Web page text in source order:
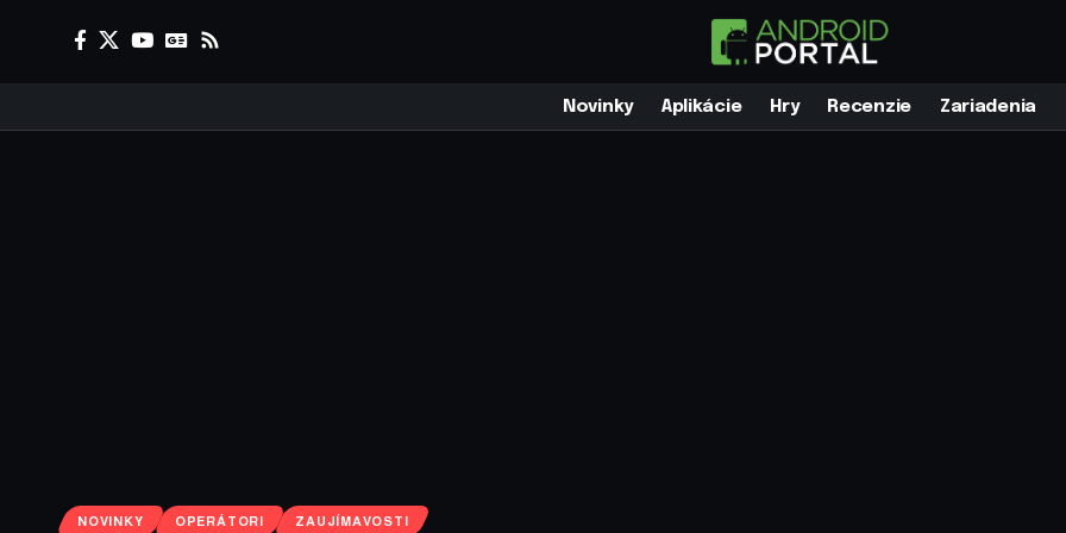
Novinky Aplikácie Hry Recenzie Zariadenia
NOVINKY OPERÁTORI ZAUJÍMAVOSTI